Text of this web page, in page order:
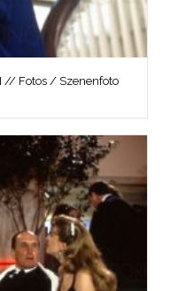
// Fotos / Szenenfoto